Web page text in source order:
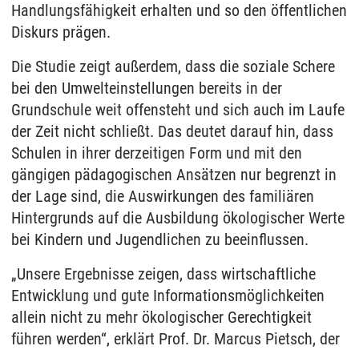
Handlungsfähigkeit erhalten und so den öffentlichen
Diskurs prägen.
Die Studie zeigt außerdem, dass die soziale Schere
bei den Umwelteinstellungen bereits in der
Grundschule weit offensteht und sich auch im Laufe
der Zeit nicht schließt. Das deutet darauf hin, dass
Schulen in ihrer derzeitigen Form und mit den
gängigen pädagogischen Ansätzen nur begrenzt in
der Lage sind, die Auswirkungen des familiären
Hintergrunds auf die Ausbildung ökologischer Werte
bei Kindern und Jugendlichen zu beeinflussen.
„Unsere Ergebnisse zeigen, dass wirtschaftliche
Entwicklung und gute Informationsmöglichkeiten
allein nicht zu mehr ökologischer Gerechtigkeit
führen werden“, erklärt Prof. Dr. Marcus Pietsch, der